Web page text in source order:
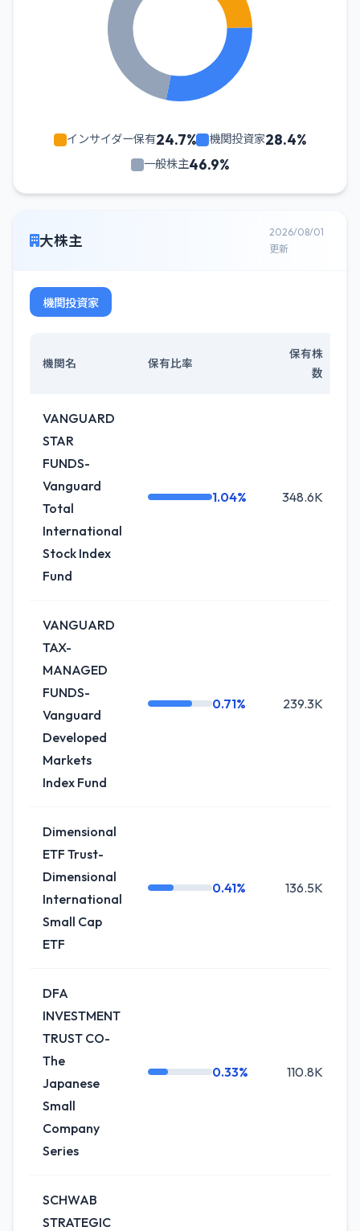
インサイダー保有24.7% 機関投資家28.4%
一般株主46.9%
大株主
2026/08/01
更新
機関投資家
機関名 保有比率
保有株
数
VANGUARD
STAR
FUNDS-
Vanguard
Total
International
Stock Index
Fund
1.04% 348.6K
VANGUARD
TAX-
MANAGED
FUNDS-
Vanguard
Developed
Markets
Index Fund
0.71% 239.3K
Dimensional
ETF Trust-
Dimensional
International
Small Cap
ETF
0.41% 136.5K
DFA
INVESTMENT
TRUST CO-
The
Japanese
Small
Company
Series
0.33% 110.8K
SCHWAB
STRATEGIC